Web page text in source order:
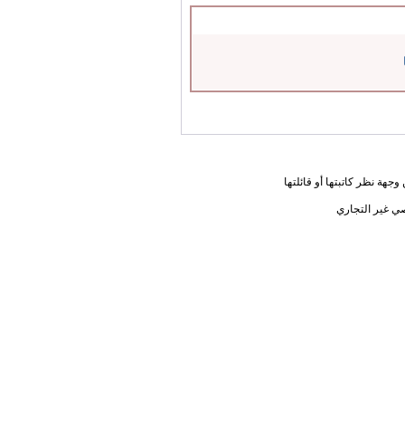
نظر كاتبتها أو قائلتها
غير التجاري